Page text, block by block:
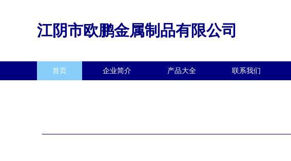
江阴市欧鹏金属制品有限公司
首页 企业简介 产品大全 联系我们